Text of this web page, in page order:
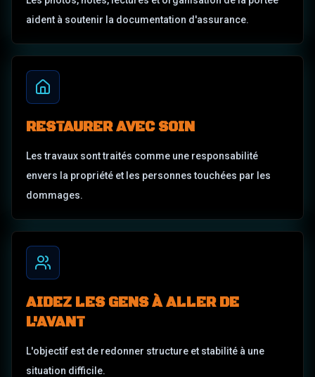
aident à soutenir la documentation d'assurance.
RESTAURER AVEC SOIN
Les travaux sont traités comme une responsabilité
envers la propriété et les personnes touchées par les
dommages.
AIDEZ LES GENS À ALLER DE
L'AVANT
L'objectif est de redonner structure et stabilité à une
situation difficile.